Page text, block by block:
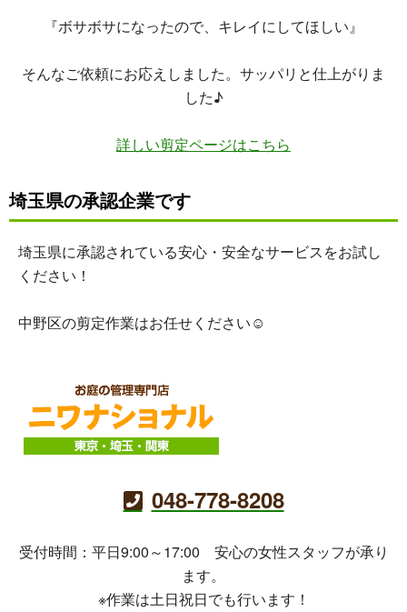
『ボサボサになったので、キレイにしてほしい』
そんなご依頼にお応えしました。サッパリと仕上がりま
した♪
詳しい剪定ページはこちら
埼玉県の承認企業です
埼玉県に承認されている安心・安全なサービスをお試し
ください！
中野区の剪定作業はお任せください☺
048-778-8208
受付時間：平日9:00～17:00 安心の女性スタッフが承り
ます。
※作業は土日祝日でも行います！